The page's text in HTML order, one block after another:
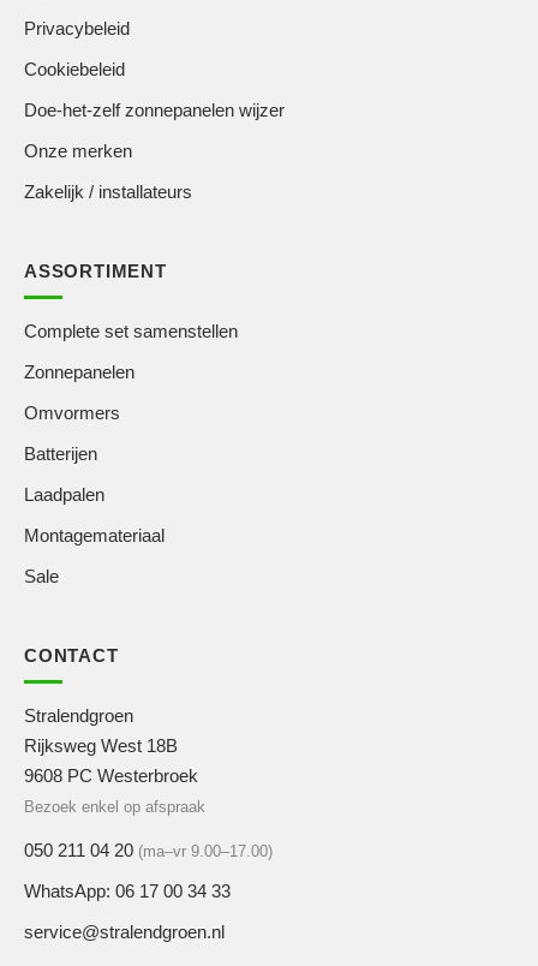
Privacybeleid
Cookiebeleid
Doe-het-zelf zonnepanelen wijzer
Onze merken
Zakelijk / installateurs
ASSORTIMENT
Complete set samenstellen
Zonnepanelen
Omvormers
Batterijen
Laadpalen
Montagemateriaal
Sale
CONTACT
Stralendgroen
Rijksweg West 18B
9608 PC Westerbroek
Bezoek enkel op afspraak
050 211 04 20 (ma–vr 9.00–17.00)
WhatsApp: 06 17 00 34 33
service@stralendgroen.nl